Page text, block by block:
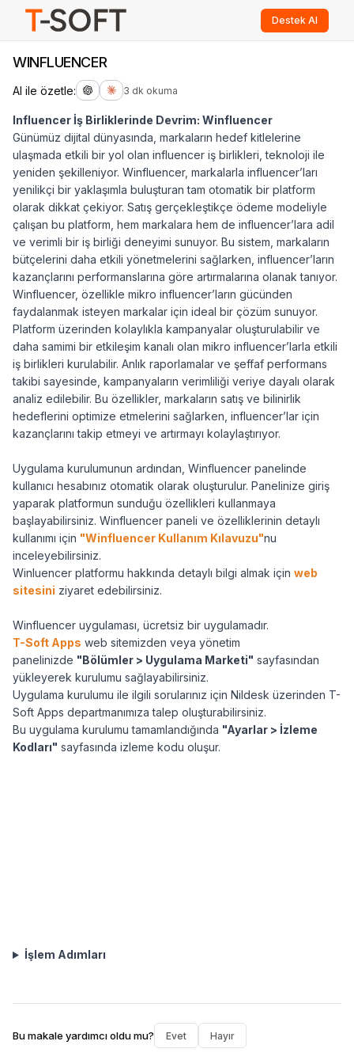
Destek Al
WINFLUENCER
AI ile özetle: 3 dk okuma
Influencer İş Birliklerinde Devrim: Winfluencer
Günümüz dijital dünyasında, markaların hedef kitlelerine
ulaşmada etkili bir yol olan influencer iş birlikleri, teknoloji ile
yeniden şekilleniyor. Winfluencer, markalarla influencer’ları
yenilikçi bir yaklaşımla buluşturan tam otomatik bir platform
olarak dikkat çekiyor. Satış gerçekleştikçe ödeme modeliyle
çalışan bu platform, hem markalara hem de influencer’lara adil
ve verimli bir iş birliği deneyimi sunuyor. Bu sistem, markaların
bütçelerini daha etkili yönetmelerini sağlarken, influencer’ların
kazançlarını performanslarına göre artırmalarına olanak tanıyor.
Winfluencer, özellikle mikro influencer’ların gücünden
faydalanmak isteyen markalar için ideal bir çözüm sunuyor.
Platform üzerinden kolaylıkla kampanyalar oluşturulabilir ve
daha samimi bir etkileşim kanalı olan mikro influencer’larla etkili
iş birlikleri kurulabilir. Anlık raporlamalar ve şeffaf performans
takibi sayesinde, kampanyaların verimliliği veriye dayalı olarak
analiz edilebilir. Bu özellikler, markaların satış ve bilinirlik
hedeflerini optimize etmelerini sağlarken, influencer’lar için
kazançlarını takip etmeyi ve artırmayı kolaylaştırıyor.
Uygulama kurulumunun ardından, Winfluencer panelinde
kullanıcı hesabınız otomatik olarak oluşturulur. Panelinize giriş
yaparak platformun sunduğu özellikleri kullanmaya
başlayabilirsiniz. Winfluencer paneli ve özelliklerinin detaylı
kullanımı için "Winfluencer Kullanım Kılavuzu"nu
inceleyebilirsiniz.
Winluencer platformu hakkında detaylı bilgi almak için web
sitesini ziyaret edebilirsiniz.
Winfluencer uygulaması, ücretsiz bir uygulamadır.
T-Soft Apps web sitemizden veya yönetim
panelinizde "Bölümler > Uygulama Marketi" sayfasından
yükleyerek kurulumu sağlayabilirsiniz.
Uygulama kurulumu ile ilgili sorularınız için Nildesk üzerinden T-
Soft Apps departmanımıza talep oluşturabilirsiniz.
Bu uygulama kurulumu tamamlandığında "Ayarlar > İzleme
Kodları" sayfasında izleme kodu oluşur.
İşlem Adımları
Bu makale yardımcı oldu mu? Evet Hayır